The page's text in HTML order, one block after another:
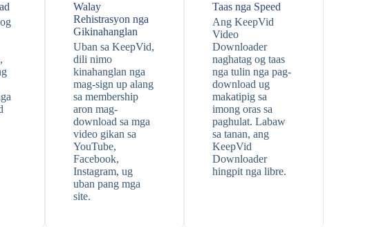
Walay
Rehistrasyon nga
Gikinahanglan
Uban sa KeepVid,
dili nimo
kinahanglan nga
mag-sign up alang
sa membership
aron mag-
download sa mga
video gikan sa
YouTube,
Facebook,
Instagram, ug
uban pang mga
site.
Taas nga Speed
Ang KeepVid
Video
Downloader
naghatag og taas
nga tulin nga pag-
download ug
makatipig sa
imong oras sa
paghulat. Labaw
sa tanan, ang
KeepVid
Downloader
hingpit nga libre.